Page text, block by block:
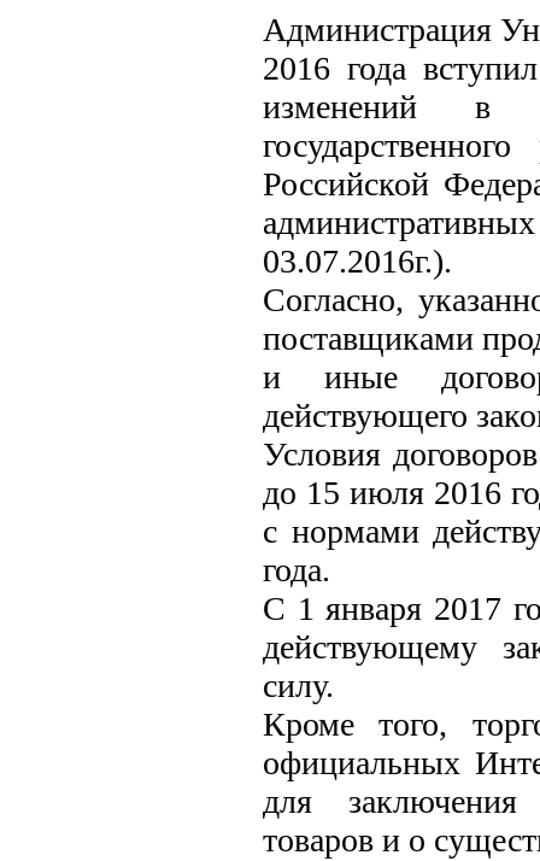
Администрация
2016 года
изменений в
Российской
03.07.2016г.).
Согласно,
поставщиками
и иные
действующего
Условия
до 15 июля 2016
с нормами
года.
С 1 января 2017
действующему
силу.
Кроме того,
официальных
для заключения
товаров и о